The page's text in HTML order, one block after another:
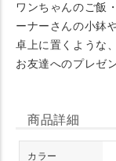
ワンちゃんのご飯
ーナーさんの小鉢
卓上に置くような
お友達へのプレゼ
商品詳細
カラー